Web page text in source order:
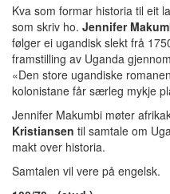
Kva som formar historia til eit
som skriv ho. Jennifer
følger ei ugandisk slekt frå
framstilling av Uganda
«Den store ugandiske
kolonistane får særleg mykje
Jennifer Makumbi møter
Kristiansen til samtale om
makt over historia.
Samtalen vil vere på engelsk.